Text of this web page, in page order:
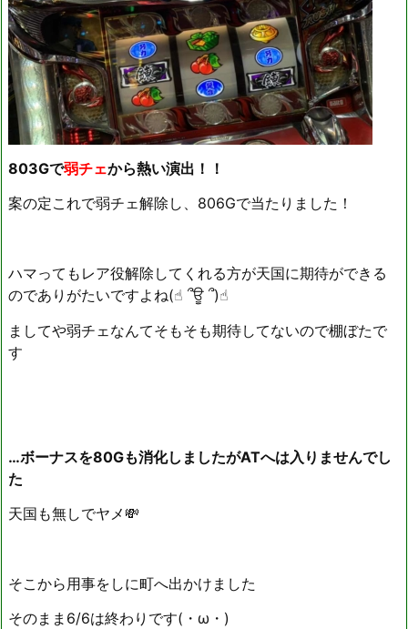
803Gで弱チェから熱い演出！！
案の定これで弱チェ解除し、806Gで当たりました！
ハマってもレア役解除してくれる方が天国に期待ができる
のでありがたいですよね(☝︎ ՞ਊ ՞)☝︎
ましてや弱チェなんてそもそも期待してないので棚ぼたで
す
…ボーナスを80Gも消化しましたがATへは入りませんでし
た
天国も無しでヤメ💸
そこから用事をしに町へ出かけました
そのまま6/6は終わりです(・ω・)